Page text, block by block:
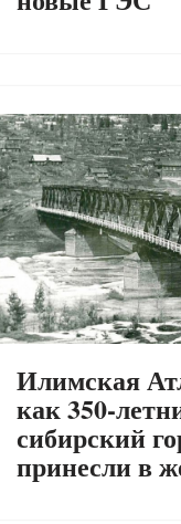
Илимская
как 350-
сибирский
принесли в